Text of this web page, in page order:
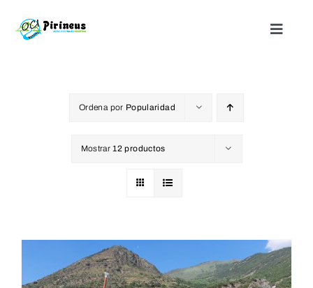
Toggle
Ordena por Popularidad
Mostrar12 productos